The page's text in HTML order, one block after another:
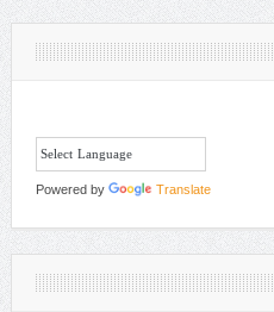
Powered by Translate